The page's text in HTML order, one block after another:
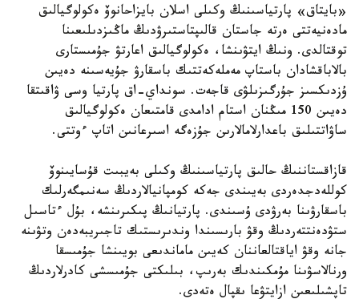
«بايتاق» پارتياسىنىڭ وكىلى اسلان بايزاحانوۆ ەكولوگيالىق
مادەنيەتتى ەرتە جاستان قالىپتاستىرۋدىڭ ماڭىزدىلىعىنا
توقتالدى. ونىڭ ايتۋىنشا، ەكولوگيالىق اعارتۋ جۇمىستارى
بالاباقشادان باستاپ مەملەكەتتىك باسقارۋ جۇيەسىنە دەيىن
ۇزدىكسىز جۇرگىزىلۋى قاجەت. سونداي-اق پارتيا وسى ۋاقىتقا
دەيىن 150 مىڭنان استام ادامدى قامتىعان ەكولوگيالىق
ساۋاتتىلىق باعدارلامالارىن جۇزەگە اسىرعانىن اتاپ ءوتتى.
قازاقستاننىڭ حالىق پارتياسىنىڭ وكىلى بەيبىت قۇسايىنوۆ
كوللەدجدەردى بەيىندى جەكە كومپانيالاردىڭ سەنىمگەرلىك
باسقارۋىنا بەرۋدى ۇسىندى. پارتيانىڭ پىكىرىنشە، بۇل ءتاسىل
ستۋدەنتتەردىڭ وقۋ بارىسىندا وندىرىستىك تاجىريبەدەن وتۋىنە
جانە وقۋ اياقتالعاننان كەيىن ماماندىعى بويىنشا جۇمىسقا
ورنالاسۋىنا مۇمكىندىك بەرىپ، بىلىكتى جۇمىسشى كادرلاردىڭ
تاپشىلىعىن ازايتۋعا ىقپال ەتەدى.